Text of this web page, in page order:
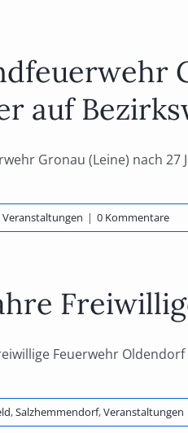
auf
Gronau (Leine) nach
Veranstaltungen | 0 Kommentare
Feuerwehr
,Salzhemmendorf,Veranstaltungen